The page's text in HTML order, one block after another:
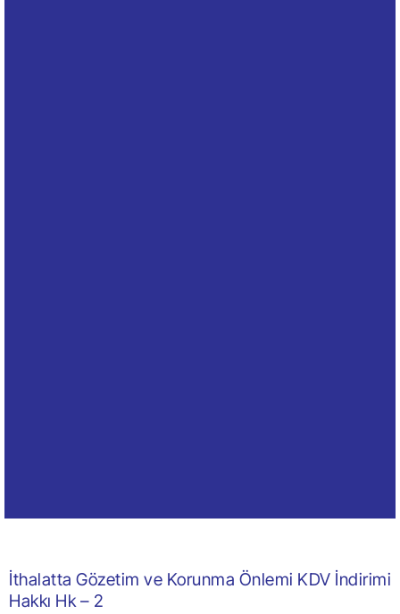
İthalatta Gözetim ve Korunma Önlemi KDV İndirimi
Hakkı Hk – 2